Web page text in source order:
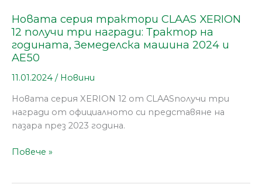
Новата серия трактори CLAAS XERION
12 получи три награди: Трактор на
годината, Земеделска машина 2024 и
AE50
11.01.2024 / Новини
Новата серия XERION 12 от CLAASполучи три
награди от официалното си представяне на
пазара през 2023 година.
и
AE50
Повече »